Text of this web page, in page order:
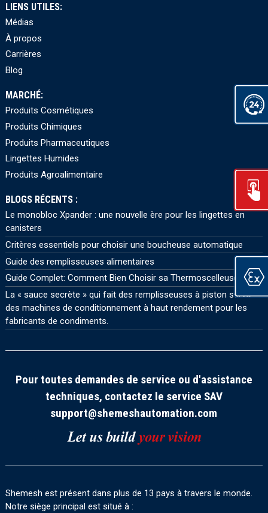
LIENS UTILES:
Médias
À propos
Carrières
Blog
MARCHÉ:
Produits Cosmétiques
Produits Chimiques
Produits Pharmaceutiques
Lingettes Humides
Produits Agroalimentaire
BLOGS RÉCENTS :
Le monobloc Xpander : une nouvelle ère pour les lingettes en
canisters
Critères essentiels pour choisir une boucheuse automatique
Guide des remplisseuses alimentaires
Guide Complet: Comment Bien Choisir sa Thermoscelleuse
La « sauce secrète » qui fait des remplisseuses à piston servo
des machines de conditionnement à haut rendement pour les
fabricants de condiments.
Pour toutes demandes de service ou d'assistance
techniques, contactez le service SAV
support@shemeshautomation.com
Shemesh est présent dans plus de 13 pays à travers le monde.
Notre siège principal est situé à :